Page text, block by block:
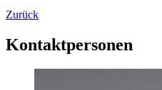
Zurück
Kontaktpersonen